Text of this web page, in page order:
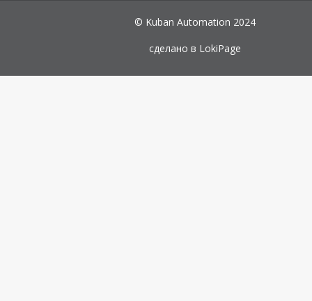
© Kuban Automation 2024
сделано в LokiPage